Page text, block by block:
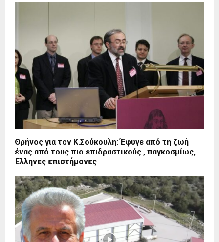
Θρήνος για τον Κ.Σούκουλη: Έφυγε από τη ζωή
ένας από τους πιο επιδραστικούς , παγκοσμίως,
Έλληνες επιστήμονες